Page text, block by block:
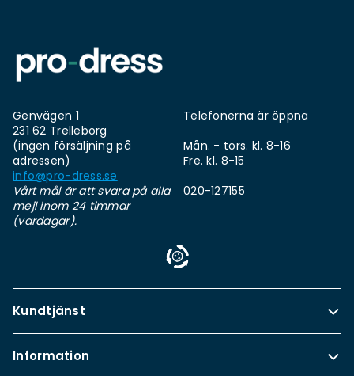
Genvägen 1
231 62 Trelleborg
(ingen försäljning på
adressen)
info@pro-dress.se
Vårt mål är att svara på alla
mejl inom 24 timmar
(vardagar).
Telefonerna är öppna
Mån. - tors. kl. 8-16
Fre. kl. 8-15
020-127155
Kundtjänst
Information